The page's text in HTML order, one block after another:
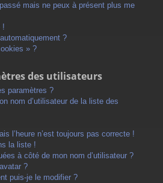
mais ne peux à présent plus me
!
?
» ?
des utilisateurs
paramètres ?
nom d’utilisateur de la liste des
l’heure n’est toujours pas correcte !
la liste !
à côté de mon nom d’utilisateur ?
?
puis-je le modifier ?